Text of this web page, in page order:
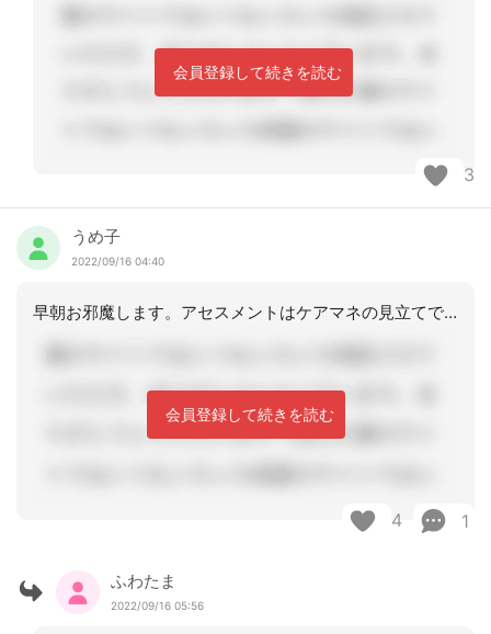
会員登録して続きを読む
3
うめ子
2022/09/16 04:40
早朝お邪魔します。アセスメントはケアマネの見立てですので、それで大丈夫です。結果
会員登録して続きを読む
4 1
ふわたま
2022/09/16 05:56